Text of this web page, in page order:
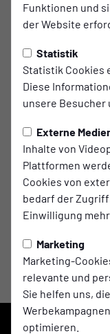
Funktionen und
der Website
Statistik
Statistik Cookies
Diese
unsere Besucher
Externe
Inhalte von
Plattformen
Cookies von
bedarf der
Einwilligung mehr.
Marketing
Marketing-
relevante und
Sie helfen uns,
optimieren.
Sebastian
Burger